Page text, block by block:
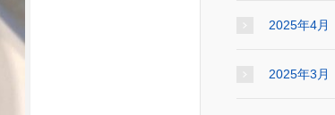
2025年4月
2025年3月